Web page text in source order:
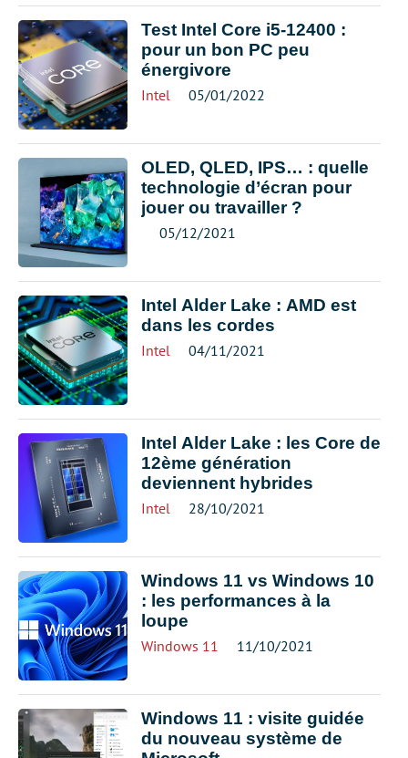
Test Intel Core i5-12400 :
pour un bon PC peu
énergivore
Intel 05/01/2022
OLED, QLED, IPS… : quelle
technologie d’écran pour
jouer ou travailler ?
05/12/2021
Intel Alder Lake : AMD est
dans les cordes
Intel 04/11/2021
Intel Alder Lake : les Core de
12ème génération
deviennent hybrides
Intel 28/10/2021
Windows 11 vs Windows 10
: les performances à la
loupe
Windows 11 11/10/2021
Windows 11 : visite guidée
du nouveau système de